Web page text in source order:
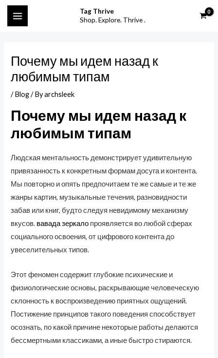
SkipMAIN
MENU
Tag Thrive
Shop. Explore. Thrive .
S
e
h
f
r
:
Почему мы идем назад к
любимым типам
/Blog/ Byarchsleek
Почему мы идем назад к
любимым типам
Людская ментальность демонстрирует удивительную
привязанность к конкретным формам досуга и контента.
Мы повторно и опять предпочитаем те же самые и те же
жанры картин, музыкальные течения, разновидности
забав или книг, будто следуя невидимому механизму
вкусов. вавада зеркало проявляется во любой сферах
социального освоения, от цифрового контента до
увеселительных типов.
Этот феномен содержит глубокие психические и
физиологические основы, раскрывающие человеческую
склонность к воспроизведению приятных ощущений.
Постижение принципов такого поведения способствует
осознать, по какой причине некоторые работы делаются
бессмертными классиками, а иные быстро стираются.
Post